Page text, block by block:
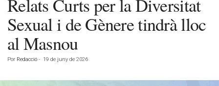
Relats Curts per la Diversitat
Sexual i de Gènere tindrà lloc
al Masnou
Por Redacció - 19 de juny de 2026